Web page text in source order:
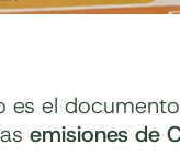
es el
emisiones de